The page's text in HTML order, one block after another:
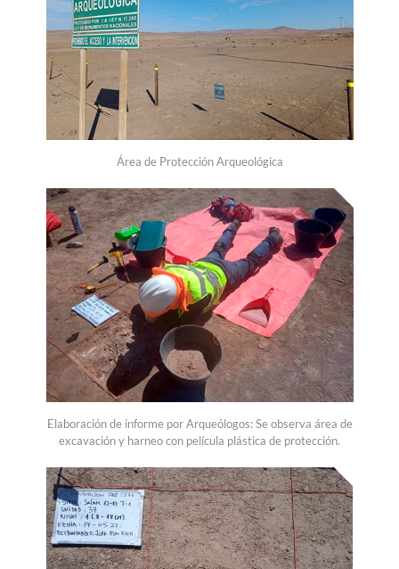
Área de Protección Arqueológica
Elaboración de informe por Arqueólogos: Se observa área de
excavación y harneo con película plástica de protección.